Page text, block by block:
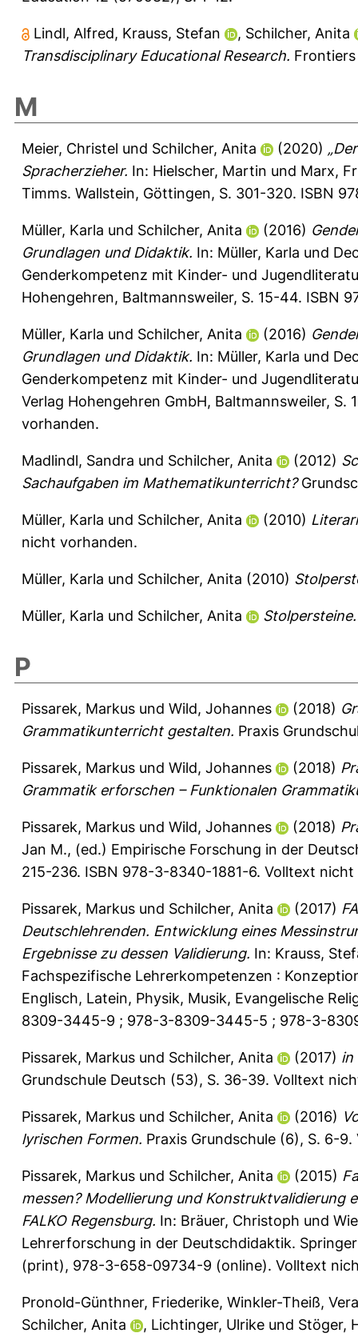
Lindl, Alfred, Krauss, Stefan , Schilcher, Anita
Transdisciplinary Educational Research. Frontiers
M
Meier, Christel und Schilcher, Anita (2020)
Spracherzieher. In: Hielscher, Martin und Marx,
Timms. Wallstein, Göttingen, S. 301-320. ISBN
Müller, Karla und Schilcher, Anita (2016)
Grundlagen und Didaktik. In: Müller, Karla und
Genderkompetenz mit Kinder- und
Hohengehren, Baltmannsweiler, S. 15-44. ISBN
Müller, Karla und Schilcher, Anita (2016)
Grundlagen und Didaktik. In: Müller, Karla und
Genderkompetenz mit Kinder- und
Verlag Hohengehren GmbH, Baltmannsweiler,
vorhanden.
Madlindl, Sandra und Schilcher, Anita (2012)
Sachaufgaben im Mathematikunterricht?
Müller, Karla und Schilcher, Anita (2010)
nicht vorhanden.
Müller, Karla und Schilcher, Anita (2010)
Müller, Karla und Schilcher, Anita Stolpersteine.
P
Pissarek, Markus und Wild, Johannes (2018)
Grammatikunterricht gestalten. Praxis
Pissarek, Markus und Wild, Johannes (2018)
Grammatik erforschen – Funktionalen
Pissarek, Markus und Wild, Johannes (2018)
Jan M., (ed.) Empirische Forschung in der
215-236. ISBN 978-3-8340-1881-6. Volltext
Pissarek, Markus und Schilcher, Anita (2017)
Deutschlehrenden. Entwicklung eines
Ergebnisse zu dessen Validierung. In: Krauss,
Fachspezifische Lehrerkompetenzen :
Englisch, Latein, Physik, Musik, Evangelische
8309-3445-9 ; 978-3-8309-3445-5 ; 978-3-
Pissarek, Markus und Schilcher, Anita (2017) in
Grundschule Deutsch (53), S. 36-39. Volltext
Pissarek, Markus und Schilcher, Anita (2016)
lyrischen Formen. Praxis Grundschule (6), S. 6-9.
Pissarek, Markus und Schilcher, Anita (2015)
messen? Modellierung und Konstruktvalidierung
FALKO Regensburg. In: Bräuer, Christoph und
Lehrerforschung in der Deutschdidaktik.
(print), 978-3-658-09734-9 (online). Volltext
Pronold-Günthner, Friederike, Winkler-Theiß, Vera
Schilcher, Anita
, Lichtinger, Ulrike und Stöger,